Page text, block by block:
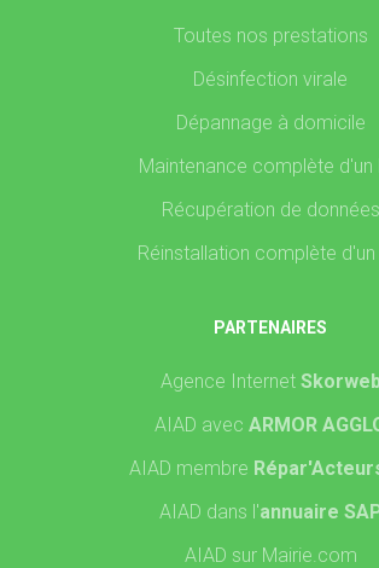
Toutes nos prestations
Désinfection virale
Dépannage à domicile
Maintenance complète d'un
Récupération de données
Réinstallation complète d'un
PARTENAIRES
Agence Internet Skorweb
AIAD avec ARMOR
AIAD membre
AIAD dans l'annuaire
AIAD sur Mairie.com